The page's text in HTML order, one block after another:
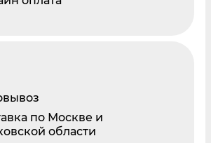
по Москве и
области